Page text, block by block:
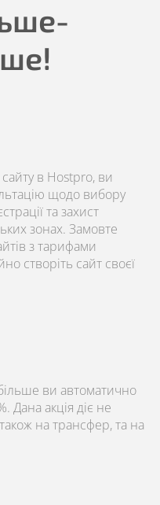
в Hostpro, ви
щодо вибору
та захист
зонах. Замовте
з тарифами
створіть сайт своєї
ви автоматично
Дана акція діє не
також на трансфер, та на